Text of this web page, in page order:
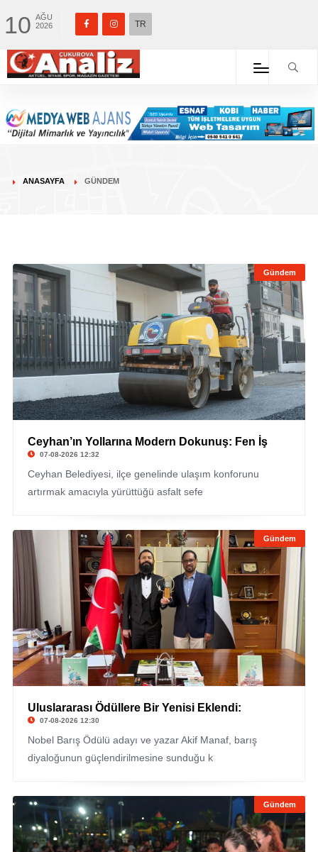
10 AĞU
2026
TR
ANASAYFA GÜNDEM
Gündem
Ceyhan’ın Yollarına Modern Dokunuş: Fen İş
07-08-2026 12:32
Ceyhan Belediyesi, ilçe genelinde ulaşım konforunu
artırmak amacıyla yürüttüğü asfalt sefe
Gündem
Uluslararası Ödüllere Bir Yenisi Eklendi:
07-08-2026 12:30
Nobel Barış Ödülü adayı ve yazar Akif Manaf, barış
diyaloğunun güçlendirilmesine sunduğu k
Gündem